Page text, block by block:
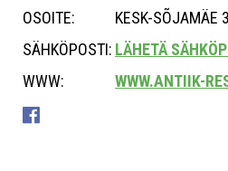
OSOITE:
KESK-SÕJAMÄE
SÄHKÖPOSTI: LÄHETÄ
WWW:
WWW.ANTIIK-